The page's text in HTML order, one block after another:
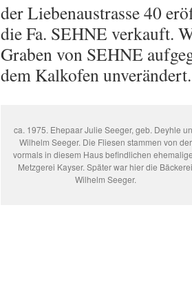
der Liebenaustrasse 40
die Fa. SEHNE verkauft.
Graben von SEHNE
dem Kalkofen unverändert.
ca. 1975. Ehepaar Julie Seeger, geb. Deyhle
Wilhelm Seeger. Die Fliesen stammen von der
vormals in diesem Haus befindlichen
Metzgerei Kayser. Später war hier die Bäckerei
Wilhelm Seeger.